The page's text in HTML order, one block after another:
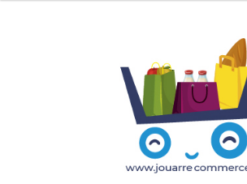
la
navigation
au
contenu